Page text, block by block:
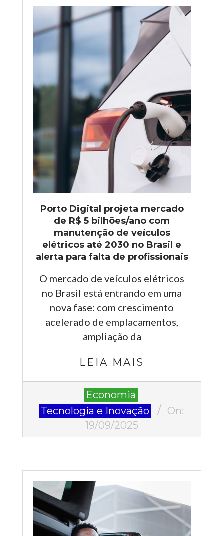
Porto Digital projeta mercado
de R$ 5 bilhões/ano com
manutenção de veículos
elétricos até 2030 no Brasil e
alerta para falta de profissionais
O mercado de veículos elétricos
no Brasil está entrando em uma
nova fase: com crescimento
acelerado de emplacamentos,
ampliação da
LEIA MAIS
Economia
Tecnologia e Inovação
On:
19/09/2025